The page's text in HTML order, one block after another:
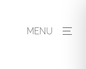
MENU